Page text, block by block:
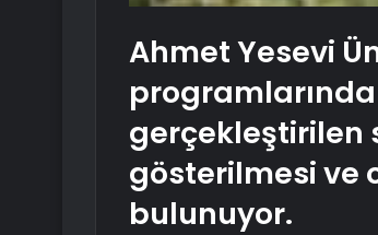
Ahmet Yesevi
gerçekleştirilen
gösterilmesi ve
bulunuyor.